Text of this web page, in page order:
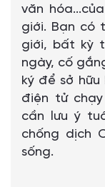
văn
giới. Bạn có
giới, bất kỳ
ngày, cố
ký để sở hữu
điện tử
cần lưu ý
chống dịch
sống.